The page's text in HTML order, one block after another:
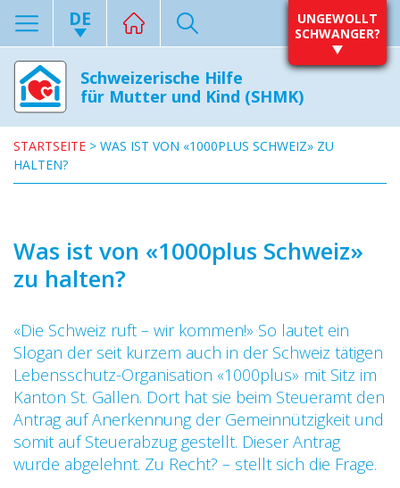
DE
UNGEWOLLT
SCHWANGER?
Schweizerische Hilfe
für Mutter und Kind (SHMK)
STARTSEITE > WAS IST VON «1000PLUS SCHWEIZ» ZU
HALTEN?
Was ist von «1000plus Schweiz»
zu halten?
«Die Schweiz ruft – wir kommen!» So lautet ein
Slogan der seit kurzem auch in der Schweiz tätigen
Lebensschutz-Organisation «1000plus» mit Sitz im
Kanton St. Gallen. Dort hat sie beim Steueramt den
Antrag auf Anerkennung der Gemeinnützigkeit und
somit auf Steuerabzug gestellt. Dieser Antrag
wurde abgelehnt. Zu Recht? – stellt sich die Frage.